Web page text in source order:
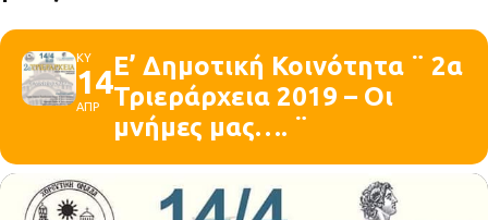
ΚΥ
14
ΑΠΡ
Ε’ Δημοτική Κοινότητα ¨ 2α
Τριεράρχεια 2019 – Οι
μνήμες μας…. ¨